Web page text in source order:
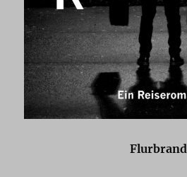
Flurbrand